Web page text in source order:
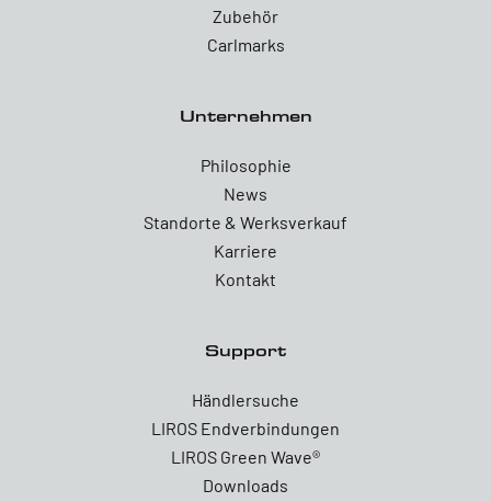
Zubehör
Carlmarks
Unternehmen
Philosophie
News
Standorte & Werksverkauf
Karriere
Kontakt
Support
Händlersuche
LIROS Endverbindungen
LIROS Green Wave®
Downloads